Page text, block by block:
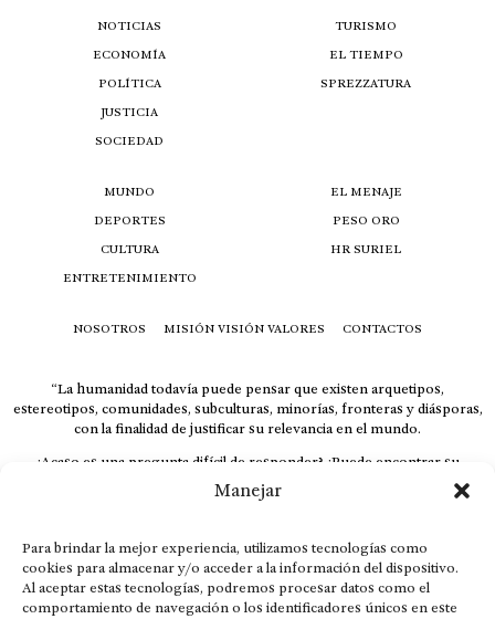
Manejar
Para brindar la mejor experiencia, utilizamos tecnologías como
cookies para almacenar y/o acceder a la información del dispositivo.
Al aceptar estas tecnologías, podremos procesar datos como el
comportamiento de navegación o los identificadores únicos en este
NOTICIAS
ECONOMÍA
POLÍTICA
JUSTICIA
SOCIEDAD
TURISMO
EL TIEMPO
SPREZZATURA
MUNDO
DEPORTES
CULTURA
ENTRETENIMIENTO
EL MENAJE
PESO ORO
HR SURIEL
NOSOTROS MISIÓN VISIÓN VALORES CONTACTOS
“La humanidad todavía puede pensar que existen arquetipos,
estereotipos, comunidades, subculturas, minorías, fronteras y diásporas,
con la finalidad de justificar su relevancia en el mundo.
¿Acaso es una pregunta difícil de responder? ¿Puede encontrar su
respuesta al instante, otorgando al receptor cuestionado espacio y
velocidad suficiente para responder correctamente? De no ser así, el que
El concepto de familia no está limitado exclusivamente a la sangre; seres
que surgen en nuestro diario vivir suelen pesar más que los
emparentados. Más bien, el apego de estas dos versiones de seres
queridos mueve ideales provenientes de sus vivencias.